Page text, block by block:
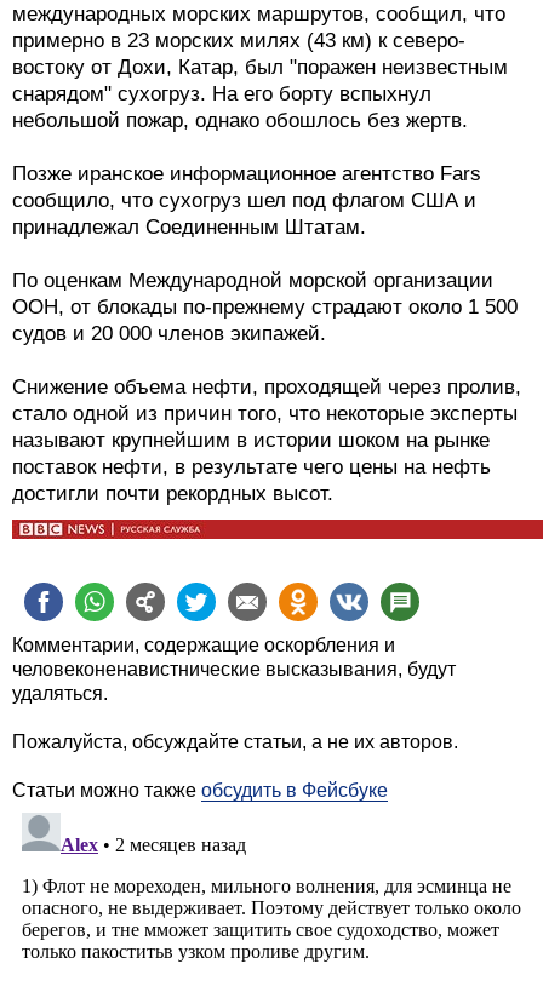
международных морских маршрутов, сообщил, что
примерно в 23 морских милях (43 км) к северо-
востоку от Дохи, Катар, был "поражен неизвестным
снарядом" сухогруз. На его борту вспыхнул
небольшой пожар, однако обошлось без жертв.
Позже иранское информационное агентство Fars
сообщило, что сухогруз шел под флагом США и
принадлежал Соединенным Штатам.
По оценкам Международной морской организации
ООН, от блокады по-прежнему страдают около 1 500
судов и 20 000 членов экипажей.
Снижение объема нефти, проходящей через пролив,
стало одной из причин того, что некоторые эксперты
называют крупнейшим в истории шоком на рынке
поставок нефти, в результате чего цены на нефть
достигли почти рекордных высот.
Комментарии, содержащие оскорбления и
человеконенавистнические высказывания, будут
удаляться.
Пожалуйста, обсуждайте статьи, а не их авторов.
Статьи можно также обсудить в Фейсбуке